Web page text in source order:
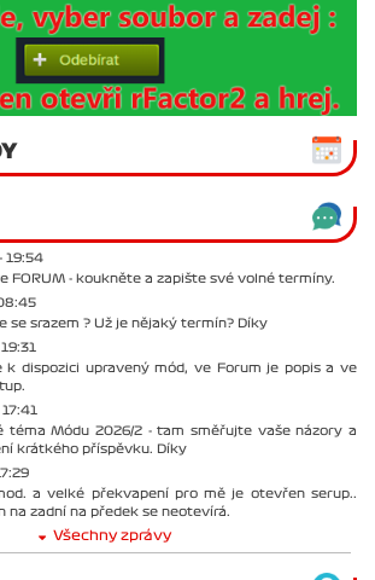
19:54
FORUM - koukněte a zapište své volné termíny.
se srazem ? Už je nějaký termín? Díky
k dispozici upravený mód, ve Forum je popis a ve
téma Módu 2026/2 - tam směřujte vaše názory a
krátkého příspěvku. Díky
a velké překvapení pro mě je otevřen serup..
na zadní na předek se neotevírá.
Všechny zprávy